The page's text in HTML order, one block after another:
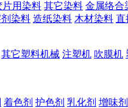
片用染料 其它染料 金属络合
染料 造纸染料 木材染料 直
其它塑料机械 注塑机 吹膜机
着色剂 护色剂 乳化剂 增味剂